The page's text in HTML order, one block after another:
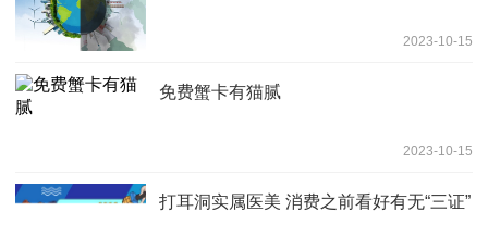
2023-10-15
免费蟹卡有猫腻
2023-10-15
打耳洞实属医美 消费之前看好有无“三证”